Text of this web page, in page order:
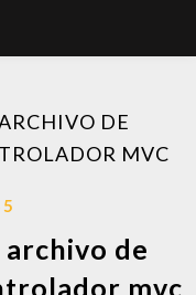
DE
MVC
de
mvc